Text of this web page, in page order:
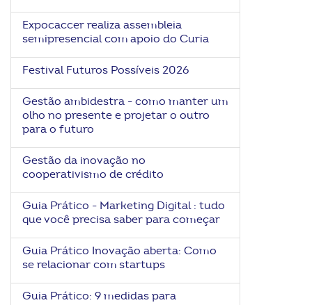
Expocaccer realiza assembleia
semipresencial com apoio do Curia
Festival Futuros Possíveis 2026
Gestão ambidestra - como manter um
olho no presente e projetar o outro
para o futuro
Gestão da inovação no
cooperativismo de crédito
Guia Prático - Marketing Digital : tudo
que você precisa saber para começar
Guia Prático Inovação aberta: Como
se relacionar com startups
Guia Prático: 9 medidas para